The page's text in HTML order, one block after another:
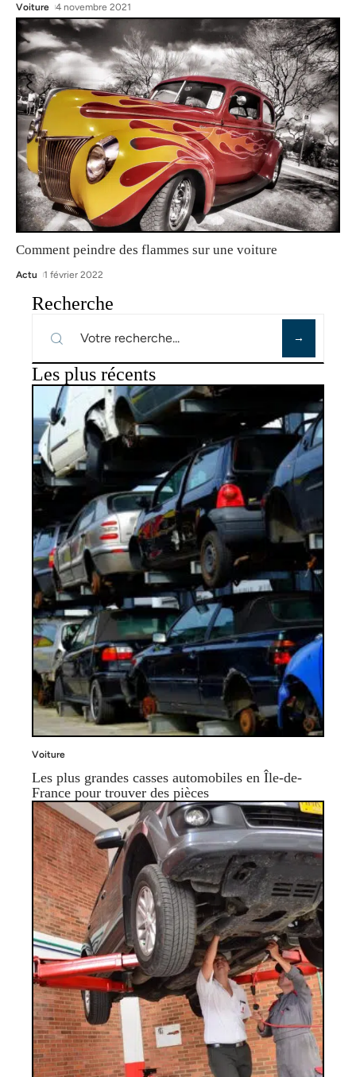
Voiture 4 novembre 2021
Comment peindre des flammes sur une voiture
Actu 1 février 2022
Recherche
Les plus récents
Voiture
Les plus grandes casses automobiles en Île-de-
France pour trouver des pièces